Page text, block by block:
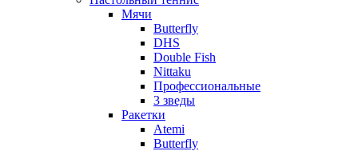
Мячи
Butterfly
DHS
Double Fish
Nittaku
Профессиональные
3 зведы
Ракетки
Atemi
Butterfly